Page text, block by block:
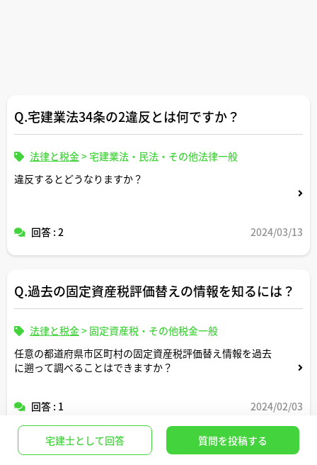
Q.宅建業法34条の2違反とは何ですか？
法律と税金>宅建業法・民法・その他法律一般
違反するとどうなりますか？
回答 : 2 2024/03/13
Q.過去の固定資産税評価替えの情報を知るには？
法律と税金> 固定資産税・その他税金一般
任意の都道府県市区町村の固定資産税評価替え情報を過去
に遡って調べることはできますか？
回答 : 1 2024/02/03
宅建士として回答 質問を投稿する